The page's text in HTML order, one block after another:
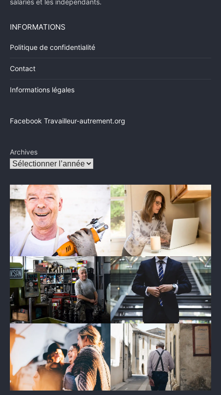
INFORMATIONS
Politique de confidentialité
Contact
Informations légales
Facebook Travailleur-autrement.org
Archives